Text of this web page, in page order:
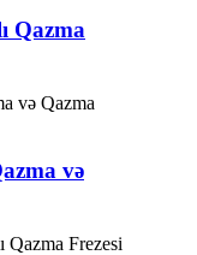
Qazma
və